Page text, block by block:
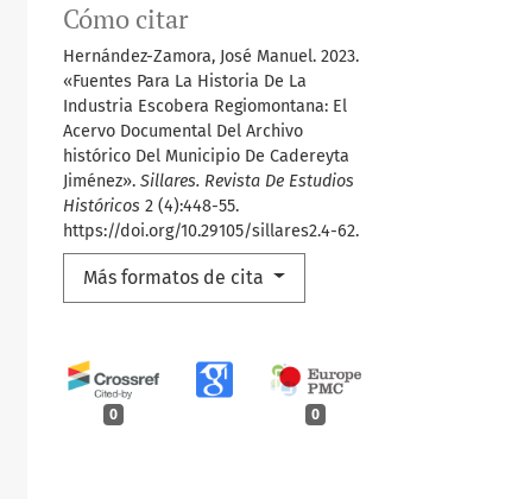
Cómo citar
Hernández-Zamora, José Manuel. 2023.
«Fuentes Para La Historia De La
Industria Escobera Regiomontana: El
Acervo Documental Del Archivo
histórico Del Municipio De Cadereyta
Jiménez». Sillares. Revista De Estudios
Históricos 2 (4):448-55.
https://doi.org/10.29105/sillares2.4-62.
Más formatos de cita
0 0